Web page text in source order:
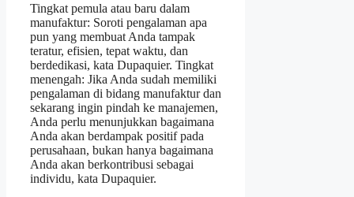
Tingkat pemula atau baru dalam
manufaktur: Soroti pengalaman apa
pun yang membuat Anda tampak
teratur, efisien, tepat waktu, dan
berdedikasi, kata Dupaquier. Tingkat
menengah: Jika Anda sudah memiliki
pengalaman di bidang manufaktur dan
sekarang ingin pindah ke manajemen,
Anda perlu menunjukkan bagaimana
Anda akan berdampak positif pada
perusahaan, bukan hanya bagaimana
Anda akan berkontribusi sebagai
individu, kata Dupaquier.